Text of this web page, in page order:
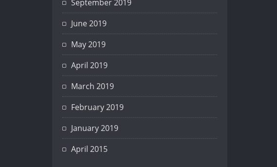
September 2019
June 2019
May 2019
April 2019
March 2019
February 2019
January 2019
April 2015